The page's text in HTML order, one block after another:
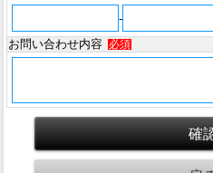
-
お問い合わせ内容
必須